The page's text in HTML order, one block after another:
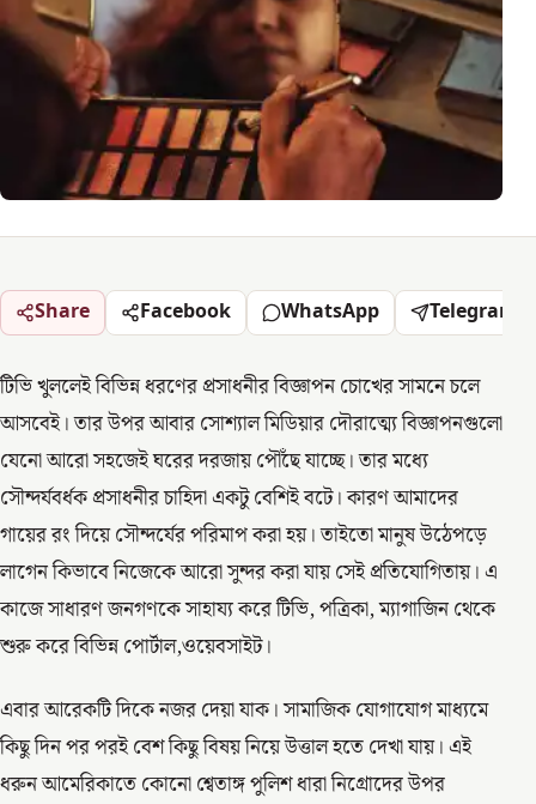
Share Facebook WhatsApp Telegram
টিভি খুললেই বিভিন্ন ধরণের প্রসাধনীর বিজ্ঞাপন চোখের সামনে চলে
আসবেই। তার উপর আবার সোশ্যাল মিডিয়ার দৌরাত্ম্যে বিজ্ঞাপনগুলো
যেনো আরো সহজেই ঘরের দরজায় পৌঁছে যাচ্ছে। তার মধ্যে
সৌন্দর্যবর্ধক প্রসাধনীর চাহিদা একটু বেশিই বটে। কারণ আমাদের
গায়ের রং দিয়ে সৌন্দর্যের পরিমাপ করা হয়। তাইতো মানুষ উঠেপড়ে
লাগেন কিভাবে নিজেকে আরো সুন্দর করা যায় সেই প্রতিযোগিতায়। এ
কাজে সাধারণ জনগণকে সাহায্য করে টিভি, পত্রিকা, ম্যাগাজিন থেকে
শুরু করে বিভিন্ন পোর্টাল,ওয়েবসাইট।
এবার আরেকটি দিকে নজর দেয়া যাক। সামাজিক যোগাযোগ মাধ্যমে
কিছু দিন পর পরই বেশ কিছু বিষয় নিয়ে উত্তাল হতে দেখা যায়। এই
ধরুন আমেরিকাতে কোনো শ্বেতাঙ্গ পুলিশ ধারা নিগ্রোদের উপর